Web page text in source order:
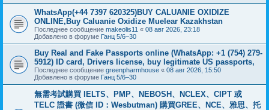
WhatsApp(+44 7397 620325)BUY CALUANIE OXIDIZE
ONLINE,Buy Caluanie Oxidize Muelear Kazakhstan
Последнее сообщение makeolis11 « 08 авг 2026, 23:18
Добавлено в форуме Ганц 5/6–30
Buy Real and Fake Passports online (WhatsApp: +1 (754) 279-
5912) ID card, Drivers license, buy legitimate US passports,
Последнее сообщение greenpharmhouse « 08 авг 2026, 15:50
Добавлено в форуме Ганц 5/6–30
無需考試購買 IELTS、PMP、NEBOSH、NCLEX、CIPT 或
TELC 證書 (微信 ID：Wesbutman) 購買GREE、NCE、雅思、托